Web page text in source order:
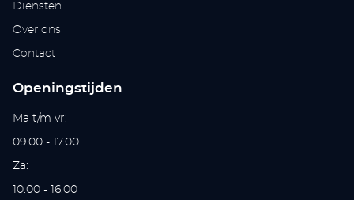
Diensten
Over ons
Contact
Openingstijden
Ma t/m vr:
09.00 - 17.00
Za:
10.00 - 16.00